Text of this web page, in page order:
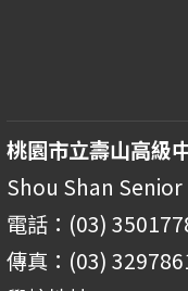
桃園市立壽山高級
Shou Shan
電話：(03)
傳真：(03)